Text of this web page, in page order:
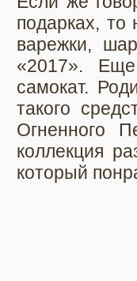
подарках, то
варежки,
«2017».
самокат.
такого
Огненного
коллекция
который